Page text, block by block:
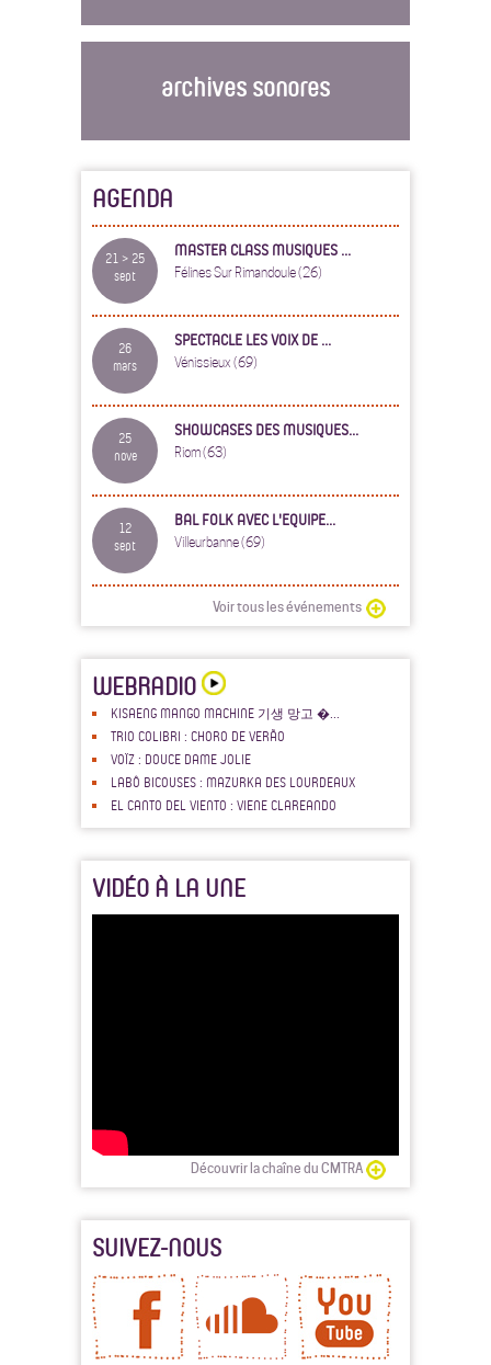
archives sonores
AGENDA
21 > 25
sept
MASTER CLASS MUSIQUES ...
Félines Sur Rimandoule (26)
26
mars
SPECTACLE LES VOIX DE ...
Vénissieux (69)
25
nove
SHOWCASES DES MUSIQUES...
Riom (63)
12
sept
BAL FOLK AVEC L'EQUIPE...
Villeurbanne (69)
Voir tous les événements
WEBRADIO
KISAENG MANGO MACHINE 기생 망고 �...
TRIO COLIBRI : CHORO DE VERÃO
VOÏZ : DOUCE DAME JOLIE
LABÔ BICOUSES : MAZURKA DES LOURDEAUX
EL CANTO DEL VIENTO : VIENE CLAREANDO
VIDÉO À LA UNE
Découvrir la chaîne du CMTRA
SUIVEZ-NOUS